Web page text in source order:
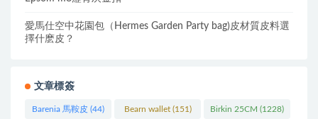
愛馬仕空中花園包（Hermes Garden Party bag)皮材質皮料選
擇什麽皮？
文章標簽
Barenia 馬鞍皮 (44) Bearn wallet(151) Birkin 25CM (1228)